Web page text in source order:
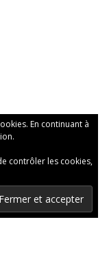
En continuant à
contrôler les cookies,